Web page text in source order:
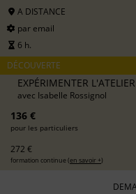
A DISTANCE
par email
6 h.
DÉCOUVERTE
EXPÉRIMENTER
avec Isabelle Rossignol
136 €
pour les particuliers
272 €
formation continue (en savoir +)